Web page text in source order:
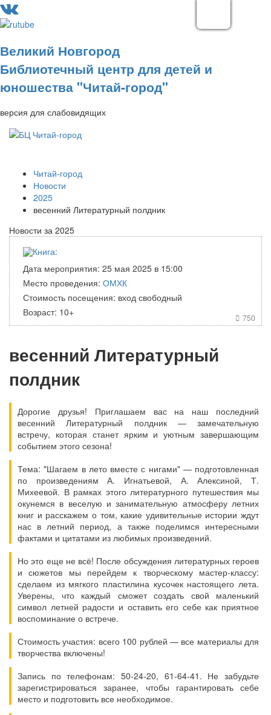
Великий Новгород
Библиотечный центр для детей и
юношества "Читай-город"
версия для слабовидящих
Читай-город
Новости
2025
весенний Литературный полдник
Новости за 2025
Дата мероприятия: 25 мая 2025 в 15:00
Место проведения: ОМХК
Стоимость посещения: вход свободный
Возраст: 10+
 750
весенний Литературный
полдник
Дорогие друзья! Приглашаем вас на наш последний
весенний Литературный полдник — замечательную
встречу, которая станет ярким и уютным завершающим
событием этого сезона!
Тема: "Шагаем в лето вместе с нигами" — подготовленная
по произведениям А. Игнатьевой, А. Алексиной, Т.
Михеевой. В рамках этого литературного путешествия мы
окунемся в веселую и занимательную атмосферу летних
книг и расскажем о том, какие удивительные истории ждут
нас в летний период, а также поделимся интересными
фактами и цитатами из любимых произведений.
Но это еще не всё! После обсуждения литературных героев
и сюжетов мы перейдем к творческому мастер-классу:
сделаем из мягкого пластилина кусочек настоящего лета.
Уверены, что каждый сможет создать свой маленький
символ летней радости и оставить его себе как приятное
воспоминание о встрече.
Стоимость участия: всего 100 рублей — все материалы для
творчества включены!
Запись по телефонам: 50-24-20, 61-64-41. Не забудьте
зарегистрироваться заранее, чтобы гарантировать себе
место и подготовить все необходимое.